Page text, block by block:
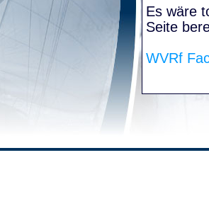
Es wäre
Seite
WVRf